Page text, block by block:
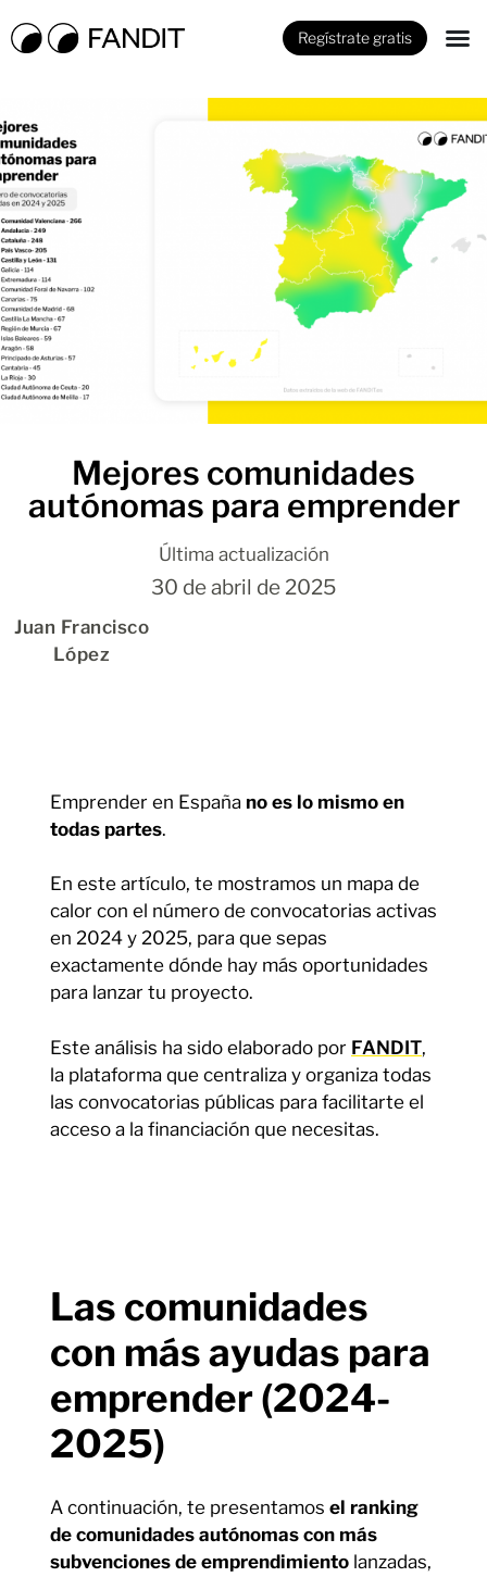
Regístrate gratis
Mejores comunidades
autónomas para emprender
Última actualización
30 de abril de 2025
Juan Francisco
López
Emprender en España no es lo mismo en
todas partes.
En este artículo, te mostramos un mapa de
calor con el número de convocatorias activas
en 2024 y 2025, para que sepas
exactamente dónde hay más oportunidades
para lanzar tu proyecto.
Este análisis ha sido elaborado por FANDIT,
la plataforma que centraliza y organiza todas
las convocatorias públicas para facilitarte el
acceso a la financiación que necesitas.
Las comunidades
con más ayudas para
emprender (2024-
2025)
A continuación, te presentamos el ranking
de comunidades autónomas con más
subvenciones de emprendimiento lanzadas,